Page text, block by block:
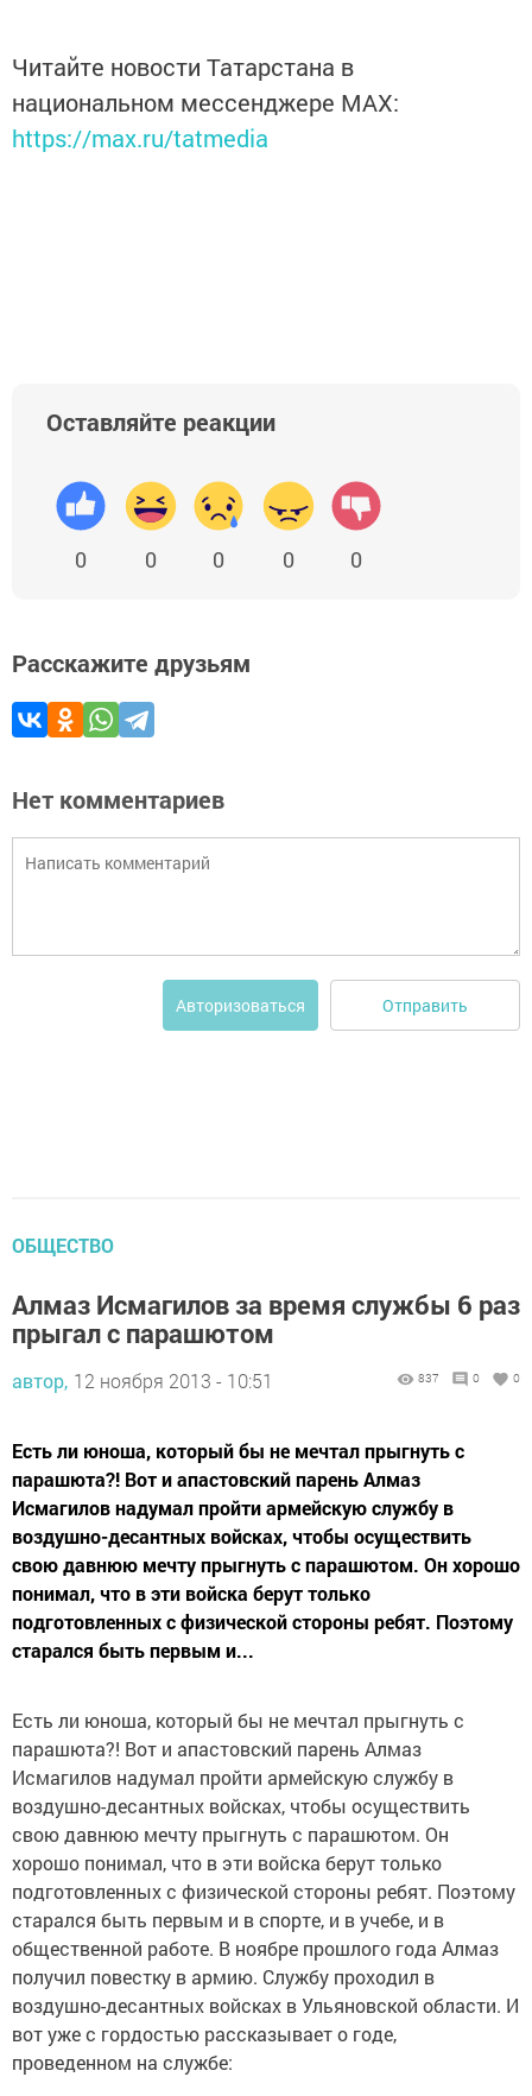
Читайте новости Татарстана в
национальном мессенджере MАХ:
https://max.ru/tatmedia
Оставляйте реакции
0 0 0 0 0
Расскажите друзьям
Нет комментариев
Авторизоваться Отправить
ОБЩЕСТВО
Алмаз Исмагилов за время службы 6 раз
прыгал с парашютом
автор, 12 ноября 2013 - 10:51 837 0 0
Есть ли юноша, который бы не мечтал прыгнуть с
парашюта?! Вот и апастовский парень Алмаз
Исмагилов надумал пройти армейскую службу в
воздушно-десантных войсках, чтобы осуществить
свою давнюю мечту прыгнуть с парашютом. Он хорошо
понимал, что в эти войска берут только
подготовленных с физической стороны ребят. Поэтому
старался быть первым и...
Есть ли юноша, который бы не мечтал прыгнуть с
парашюта?! Вот и апастовский парень Алмаз
Исмагилов надумал пройти армейскую службу в
воздушно-десантных войсках, чтобы осуществить
свою давнюю мечту прыгнуть с парашютом. Он
хорошо понимал, что в эти войска берут только
подготовленных с физической стороны ребят. Поэтому
старался быть первым и в спорте, и в учебе, и в
общественной работе. В ноябре прошлого года Алмаз
получил повестку в армию. Службу проходил в
воздушно-десантных войсках в Ульяновской области. И
вот уже с гордостью рассказывает о годе,
проведенном на службе: